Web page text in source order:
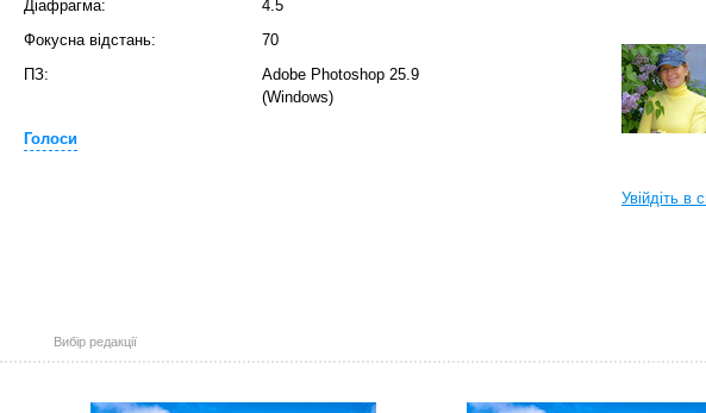
Діафрагма:
4.5
Фокусна відстань:
70
ПЗ:
Adobe Photoshop 25.9
(Windows)
Голоси
Увійдіть в
Вибір редакції